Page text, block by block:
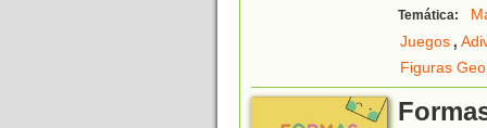
Temática:
Juegos,
Figuras